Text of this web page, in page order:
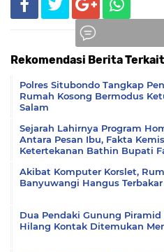
Rekomendasi Berita Terkait
Polres Situbondo Tangkap
Rumah Kosong Bermodus
Salam
Sejarah Lahirnya Program
Antara Pesan Ibu, Fakta
Ketertekanan Bathin Bupati
Akibat Komputer Korslet,
Banyuwangi Hangus
Dua Pendaki Gunung Piramid
Hilang Kontak Ditemukan